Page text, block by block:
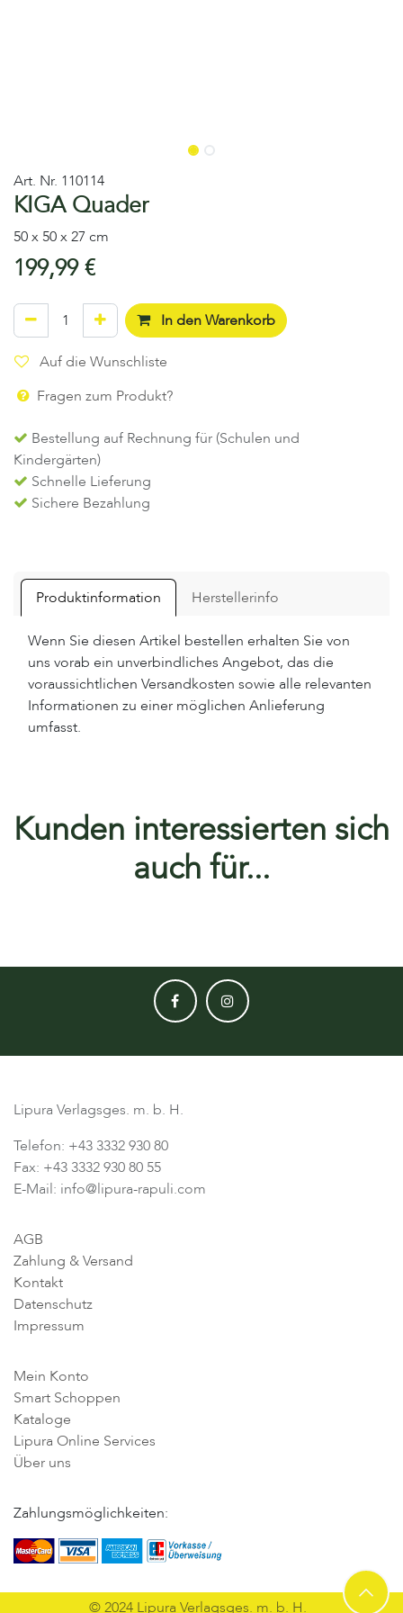
Art. Nr. 110114
KIGA Quader
50 x 50 x 27 cm
199,99€
In den Warenkorb
Auf die Wunschliste
Fragen zum Produkt?
Bestellung auf Rechnung für (Schulen und
Kindergärten)
Schnelle Lieferung
Sichere Bezahlung
Produktinformation Herstellerinfo
Wenn Sie diesen Artikel bestellen erhalten Sie von
uns vorab ein unverbindliches Angebot, das die
voraussichtlichen Versandkosten sowie alle relevanten
Informationen zu einer möglichen Anlieferung
umfasst.
Kunden interessierten sich
auch für...
Lipura Verlagsges. m. b. H.
Telefon: +43 3332 930 80
Fax: +43 3332 930 80 55
E-Mail: info@lipura-rapuli.com
AGB
Zahlung & Versand
Kontakt
Datenschutz
Impressum
Mein Konto
Smart Schoppen
Kataloge
Lipura Online Services
Über uns
Zahlungsmöglichkeiten:
© 2024 Lipura Verlagsges. m. b. H.